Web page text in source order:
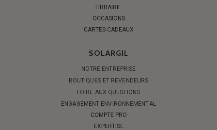
LIBRAIRIE
OCCASIONS
CARTES CADEAUX
SOLARGIL
NOTRE ENTREPRISE
BOUTIQUES ET REVENDEURS
FOIRE AUX QUESTIONS
ENGAGEMENT ENVIRONNEMENTAL
COMPTE PRO
EXPERTISE